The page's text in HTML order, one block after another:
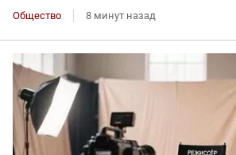
Общество 8 минут назад